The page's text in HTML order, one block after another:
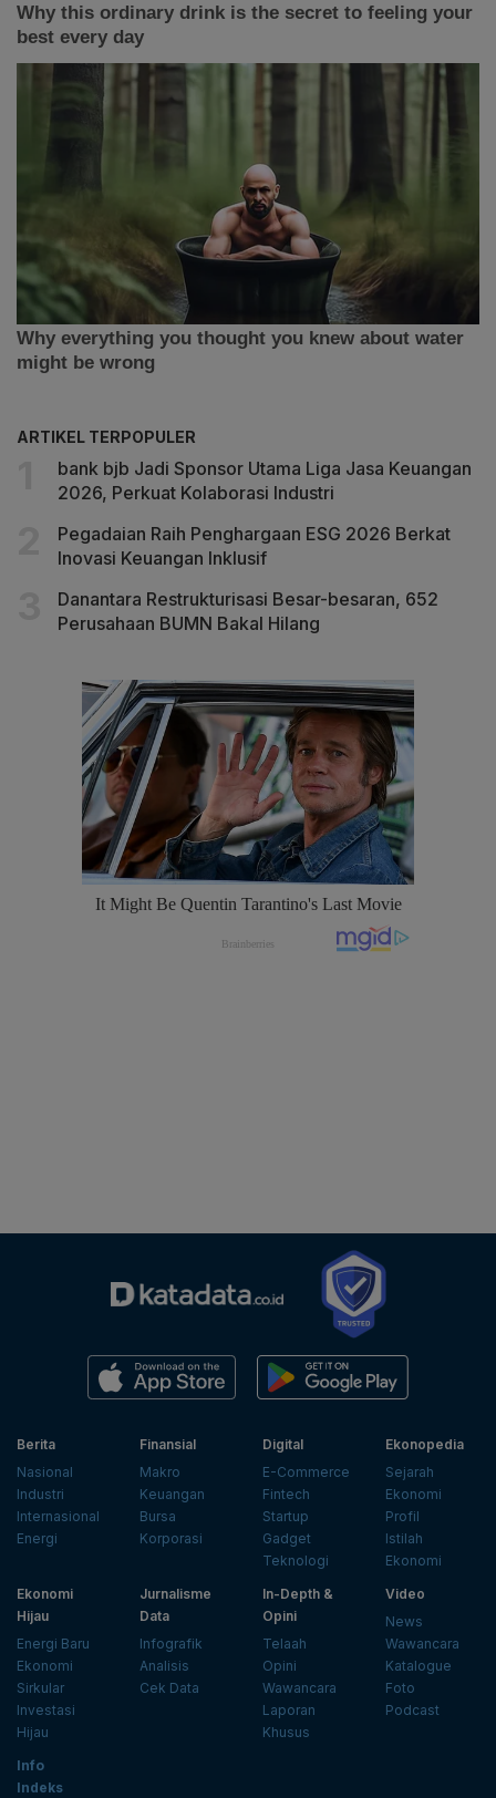
ARTIKEL TERPOPULER
bank bjb Jadi Sponsor Utama Liga Jasa Keuangan
2026, Perkuat Kolaborasi Industri
Pegadaian Raih Penghargaan ESG 2026 Berkat
Inovasi Keuangan Inklusif
Danantara Restrukturisasi Besar-besaran, 652
Perusahaan BUMN Bakal Hilang
Berita
Nasional
Industri
Internasional
Energi
Finansial
Makro
Keuangan
Bursa
Korporasi
Digital
E-Commerce
Fintech
Startup
Gadget
Teknologi
Ekonopedia
Sejarah
Ekonomi
Profil
Istilah
Ekonomi
Ekonomi
Hijau
Energi Baru
Ekonomi
Sirkular
Investasi
Hijau
Jurnalisme
Data
Infografik
Analisis
Cek Data
In-Depth &
Opini
Telaah
Opini
Wawancara
Laporan
Khusus
Video
News
Wawancara
Katalogue
Foto
Podcast
Info
Indeks